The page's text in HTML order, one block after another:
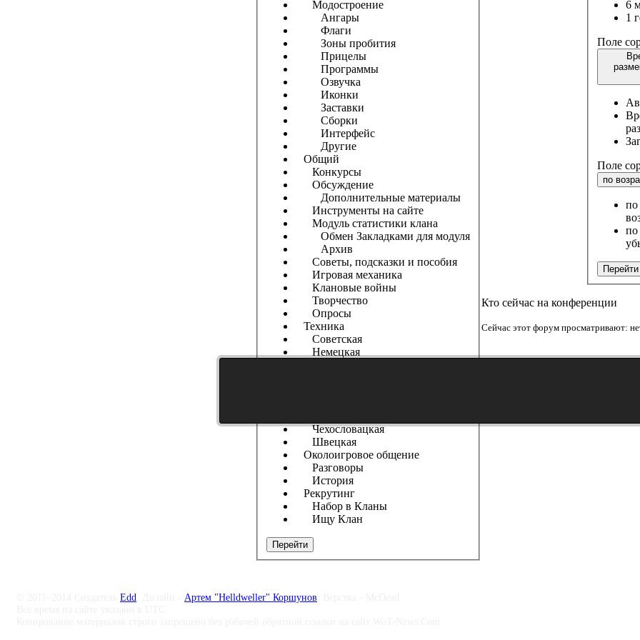
Модостроение
Ангары
Флаги
Зоны пробития
Прицелы
Программы
Озвучка
Иконки
Заставки
Сборки
Интерфейс
Другие
Общий
Конкурсы
Обсуждение
Дополнительные материалы
Инструменты на сайте
Модуль статистики клана
Обмен Закладками для модуля
Архив
Советы, подсказки и пособия
Игровая механика
Клановые войны
Творчество
Опросы
Техника
Советская
Немецкая
Чехословацкая
Швецкая
Околоигровое общение
Разговоры
История
Рекрутинг
Набор в Кланы
Ищу Клан
Перейти
6
1
Поле
Поле
по
по
по
Перейти
Кто сейчас на конференции
Сейчас этот форум просматривают:
Edd Артем "Helldweller" Коршунов